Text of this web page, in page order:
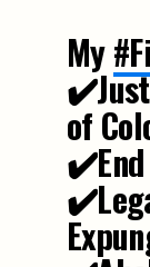
My
of
✔️End